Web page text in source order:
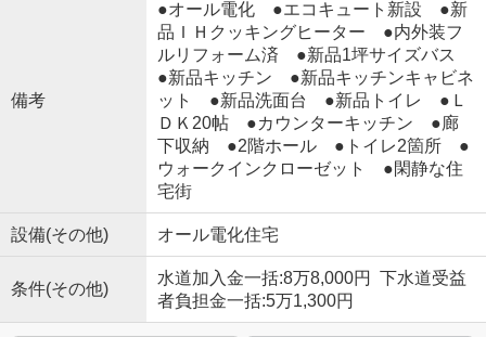
備考
●オール電化 ●エコキュート新設 ●新
品ＩＨクッキングヒーター ●内外装フ
ルリフォーム済 ●新品1坪サイズバス
●新品キッチン ●新品キッチンキャビネ
ット ●新品洗面台 ●新品トイレ ●Ｌ
ＤＫ20帖 ●カウンターキッチン ●廊
下収納 ●2階ホール ●トイレ2箇所 ●
ウォークインクローゼット ●閑静な住
宅街
設備(その他) オール電化住宅
条件(その他)
水道加入金一括:8万8,000円 下水道受益
者負担金一括:5万1,300円